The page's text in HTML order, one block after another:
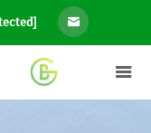
[email protected]